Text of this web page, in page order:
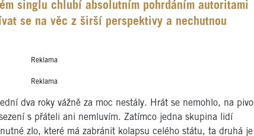
singlu chlubí absolutním pohrdáním autoritami
se na věc z širší perspektivy a nechutnou
Reklama
Reklama
dva roky vážně za moc nestály. Hrát se nemohlo, na pivo
s přáteli ani nemluvím. Zatímco jedna skupina lidí
zlo, které má zabránit kolapsu celého státu, ta druhá je